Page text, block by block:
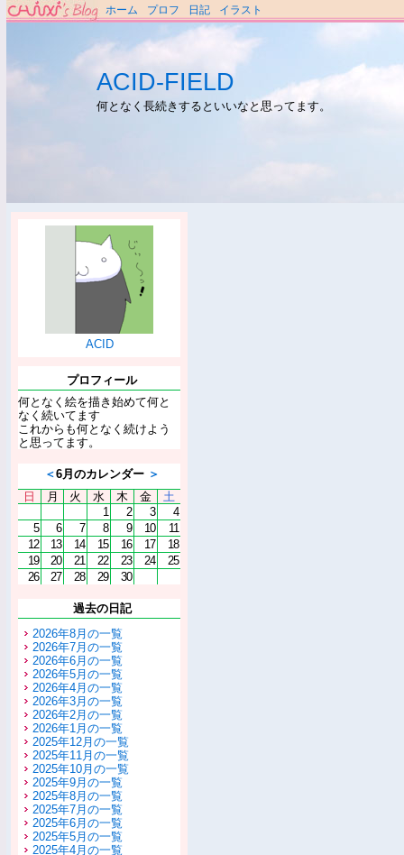
ホーム プロフ 日記 イラスト
ACID-FIELD
何となく長続きするといいなと思ってます。
ACID
プロフィール
何となく絵を描き始めて何と
なく続いてます
これからも何となく続けよう
と思ってます。
＜6月のカレンダー ＞
日
月 火 水 木 金
土
1
2 3
4
5
6 7 8 9 10
11
12
13 14 15 16 17
18
19
20 21 22 23 24
25
26
27 28 29 30
過去の日記
2026年8月の一覧
2026年7月の一覧
2026年6月の一覧
2026年5月の一覧
2026年4月の一覧
2026年3月の一覧
2026年2月の一覧
2026年1月の一覧
2025年12月の一覧
2025年11月の一覧
2025年10月の一覧
2025年9月の一覧
2025年8月の一覧
2025年7月の一覧
2025年6月の一覧
2025年5月の一覧
2025年4月の一覧